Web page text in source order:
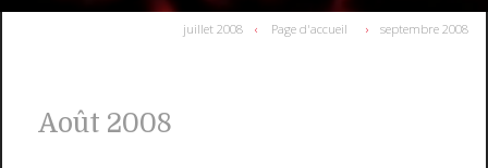
juillet 2008 Page d'accueil septembre 2008
Août 2008